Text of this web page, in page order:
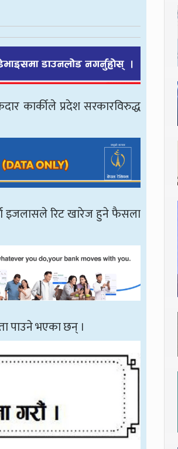
कार्कीले प्रदेश सरकारविरुद्ध
इजलासले रिट खारेज हुने फैसला
पाउने भएका छन् ।